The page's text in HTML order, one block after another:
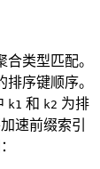
类型匹配。
序键顺序。
k1 和 k2 为排
速前缀索引